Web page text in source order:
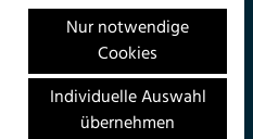
schreiben *
Nur notwendige
Cookies
Individuelle Auswahl
übernehmen